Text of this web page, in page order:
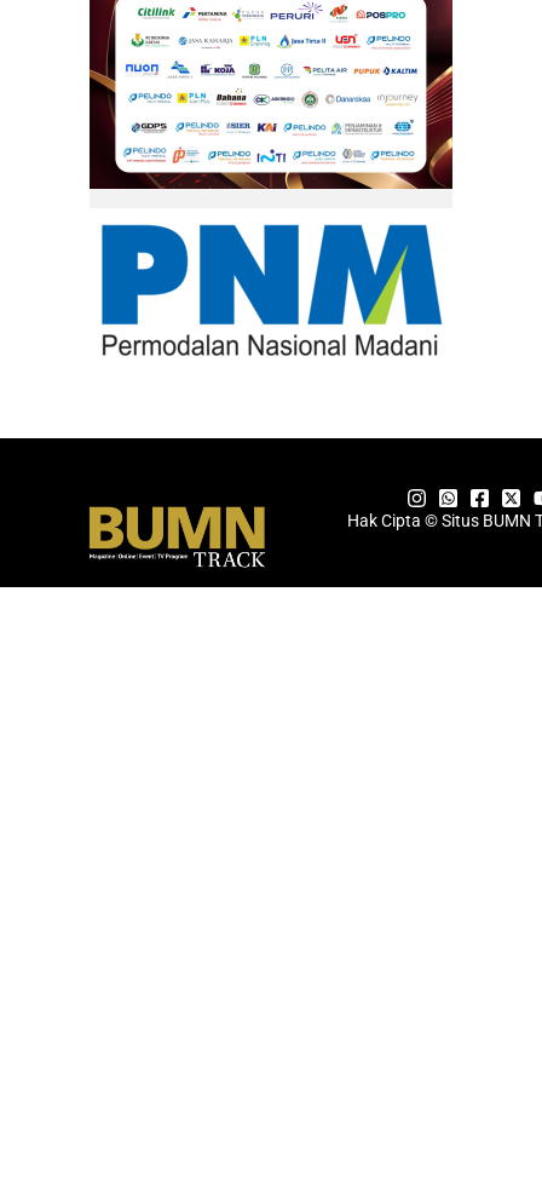
Hak Cipta © Situs BUMN